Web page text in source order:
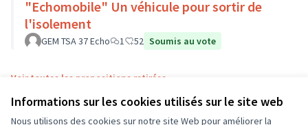
Informations sur les cookies utilisés sur le site web
Nous utilisons des cookies sur notre site Web pour améliorer la
"Echomobile" Un véhicule pour sortir de
l'isolement
GEM TSA 37 Echo 1 52 Soumis au vote
Voir toutes les propositions retirées